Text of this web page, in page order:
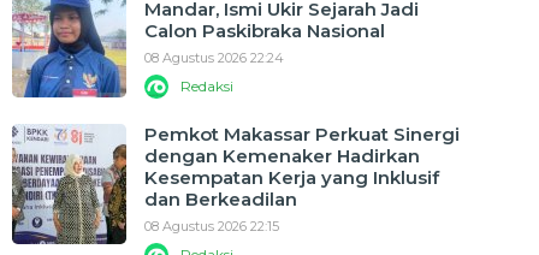
Mandar, Ismi Ukir Sejarah Jadi
Calon Paskibraka Nasional
08 Agustus 2026 22:24
Redaksi
Pemkot Makassar Perkuat Sinergi
dengan Kemenaker Hadirkan
Kesempatan Kerja yang Inklusif
dan Berkeadilan
08 Agustus 2026 22:15